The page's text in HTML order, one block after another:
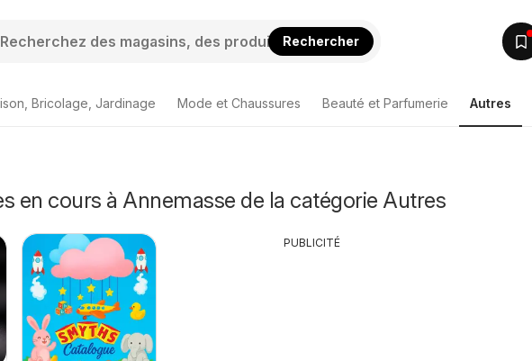
Rechercher
Bricolage, Jardinage Mode et Chaussures Beauté et Parfumerie Autres
en cours à Annemasse de la catégorie Autres
PUBLICITÉ